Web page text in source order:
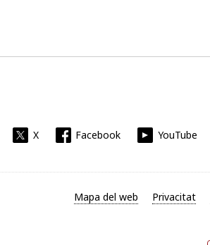
X Facebook YouTube
Mapa del web Privacitat